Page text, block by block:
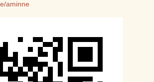
aminne